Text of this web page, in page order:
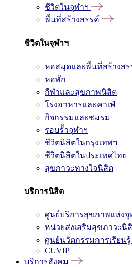
ชีวิตในจุฬาฯ
พื้นที่สร้างสรรค์
ชีวิตในจุฬาฯ
หอสมุดและพื้นที่สร้างสร
หอพัก
กีฬาและสุขภาพนิสิต
โรงอาหารและคาเฟ่
กิจกรรมและชมรม
รอบรั้วจุฬาฯ
ชีวิตนิสิตในกรุงเทพฯ
ชีวิตนิสิตในประเทศไทย
สุขภาวะทางใจนิสิต
บริการนิสิต
ศูนย์บริการสุขภาพแห่งจุ
หน่วยส่งเสริมสุขภาวะนิ
ศูนย์นวัตกรรมการเรียนรู้
CUVIP
บริการสังคม